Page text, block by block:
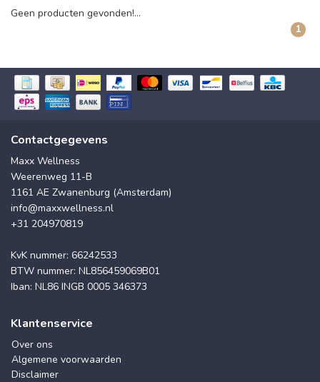
Geen producten gevonden!...
1
Contactgegevens
Maxx Wellness
Weerenweg 11-B
1161 AE Zwanenburg (Amsterdam)
info@maxxwellness.nl
+31 204970819
KvK nummer: 66242533
BTW nummer: NL856459069B01
Iban: NL86 INGB 0005 346373
Klantenservice
Over ons
Algemene voorwaarden
Disclaimer